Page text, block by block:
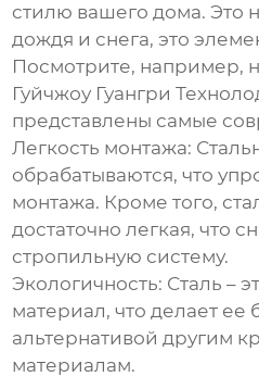
стилю вашего дома. Это
дождя и снега, это
Посмотрите, например,
Гуйчжоу Гуангри
представлены самые
Легкость монтажа:
обрабатываются, что
монтажа. Кроме того,
достаточно легкая, что
стропильную систему.
Экологичность: Сталь –
материал, что делает ее
альтернативой другим
материалам.